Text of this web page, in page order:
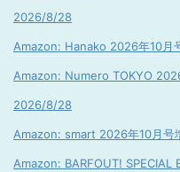
2026/8/28
Amazon: Hanako 2026年10
Amazon: Numero TOKYO
2026/8/28
Amazon: smart 2026年10月
Amazon: BARFOUT! SPECIAL